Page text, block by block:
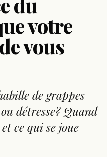
votre
vous
de grappes
détresse? Quand
ce qui se joue